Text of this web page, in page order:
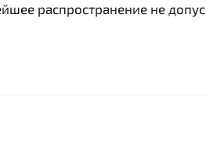
распространение не